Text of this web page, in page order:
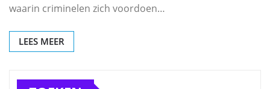
waarin criminelen zich voordoen…
LEES MEER